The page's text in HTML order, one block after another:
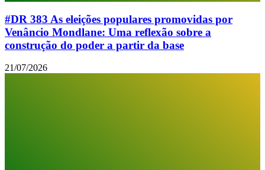
#DR 383 As eleições populares promovidas por
Venâncio Mondlane: Uma reflexão sobre a
construção do poder a partir da base
21/07/2026